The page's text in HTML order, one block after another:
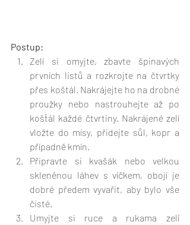
Postup:
Zelí si omyjte, zbavte špinavých
prvních listů a rozkrojte na čtvrtky
přes koštál. Nakrájejte ho na drobné
proužky nebo nastrouhejte až po
košťál každé čtvrtiny. Nakrájené zelí
vložte do mísy, přidejte sůl, kopr a
případně kmín.
Připravte si kvašák nebo velkou
skleněnou láhev s víčkem, obojí je
dobré předem vyvařit, aby bylo vše
čisté.
Umyjte si ruce a rukama zelí